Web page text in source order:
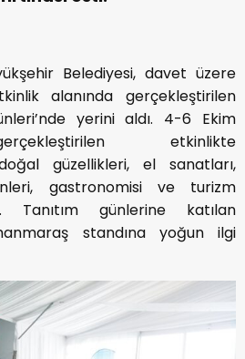
Belediyesi, davet üzere
alanında gerçekleştirilen
yerini aldı. 4-6 Ekim
etkinlikte
güzellikleri, el sanatları,
gastronomisi ve turizm
Tanıtım günlerine katılan
standına yoğun ilgi